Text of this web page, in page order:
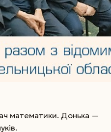
математики. Донька —